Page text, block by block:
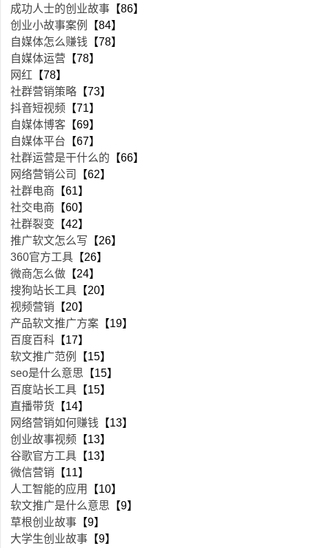
成功人士的创业故事 【86】
创业小故事案例
【84】
自媒体怎么赚钱 【78】
自媒体运营 【78】
网红 【78】
社群营销策略 【73】
抖音短视频 【71】
自媒体博客 【69】
自媒体平台 【67】
社群运营是干什么的 【66】
网络营销公司
【62】
社群电商 【61】
社交电商 【60】
社群裂变 【42】
推广软文怎么写 【26】
360官方工具 【26】
微商怎么做 【24】
搜狗站长工具 【20】
视频营销 【20】
产品软文推广方案 【19】
百度百科 【17】
软文推广范例
【15】
seo是什么意思 【15】
百度站长工具 【15】
直播带货 【14】
网络营销如何赚钱 【13】
创业故事视频 【13】
谷歌官方工具 【13】
微信营销 【11】
人工智能的应用
【10】
软文推广是什么意思 【9】
草根创业故事 【9】
大学生创业故事 【9】